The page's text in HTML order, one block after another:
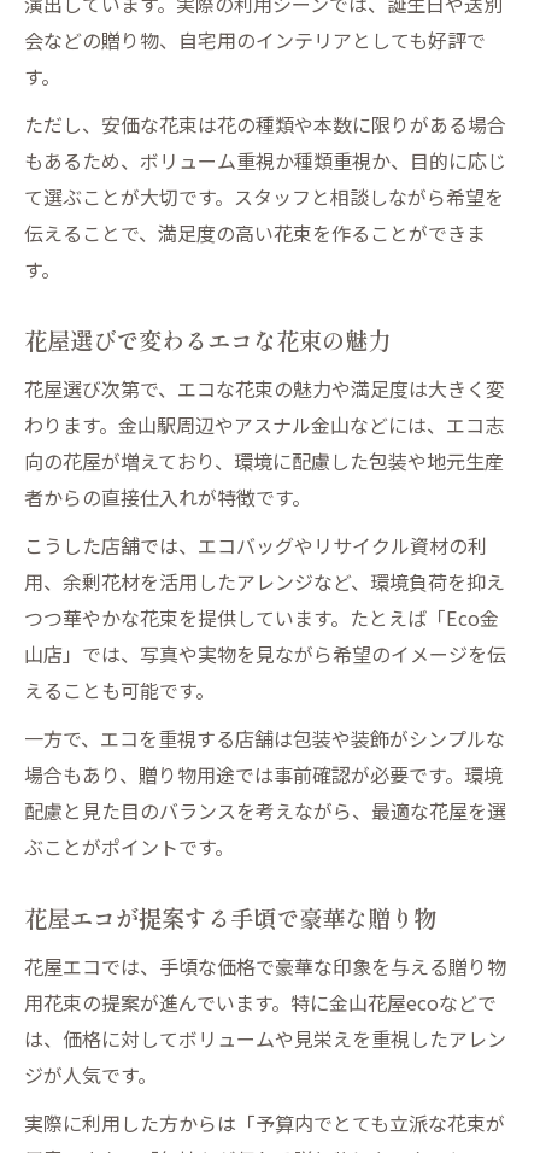
花屋エコが牽引する新しいトレンド解説
会などの贈り物、自宅用のインテリアとしても好評で
す。
ただし、安価な花束は花の種類や本数に限りがある場合
もあるため、ボリューム重視か種類重視か、目的に応じ
て選ぶことが大切です。スタッフと相談しながら希望を
伝えることで、満足度の高い花束を作ることができま
す。
花屋選びで変わるエコな花束の魅力
花屋選び次第で、エコな花束の魅力や満足度は大きく変
わります。金山駅周辺やアスナル金山などには、エコ志
向の花屋が増えており、環境に配慮した包装や地元生産
者からの直接仕入れが特徴です。
こうした店舗では、エコバッグやリサイクル資材の利
用、余剰花材を活用したアレンジなど、環境負荷を抑え
つつ華やかな花束を提供しています。たとえば「Eco金
山店」では、写真や実物を見ながら希望のイメージを伝
えることも可能です。
一方で、エコを重視する店舗は包装や装飾がシンプルな
場合もあり、贈り物用途では事前確認が必要です。環境
配慮と見た目のバランスを考えながら、最適な花屋を選
ぶことがポイントです。
花屋エコが提案する手頃で豪華な贈り物
花屋エコでは、手頃な価格で豪華な印象を与える贈り物
用花束の提案が進んでいます。特に金山花屋ecoなどで
は、価格に対してボリュームや見栄えを重視したアレン
ジが人気です。
実際に利用した方からは「予算内でとても立派な花束が